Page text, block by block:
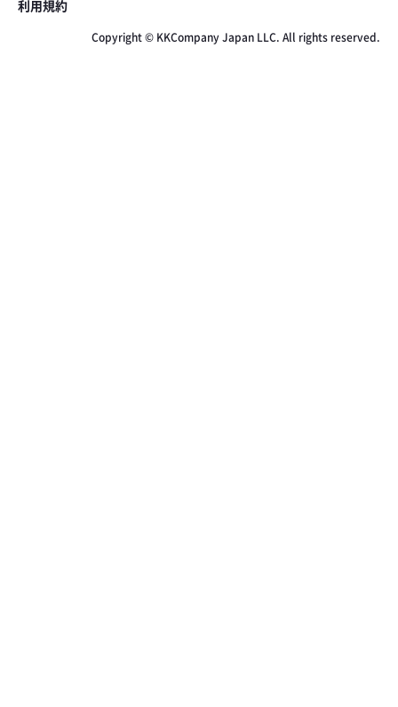
利用規約
Copyright © KKCompany Japan LLC. All rights reserved.